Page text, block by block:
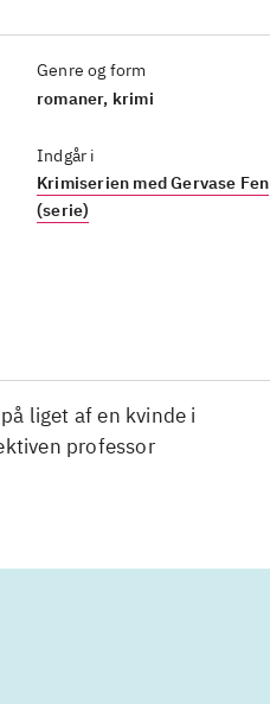
Genre og form
romaner, krimi
Indgår i
Krimiserien med Gervase Fen
(serie)
liget af en kvinde i
professor